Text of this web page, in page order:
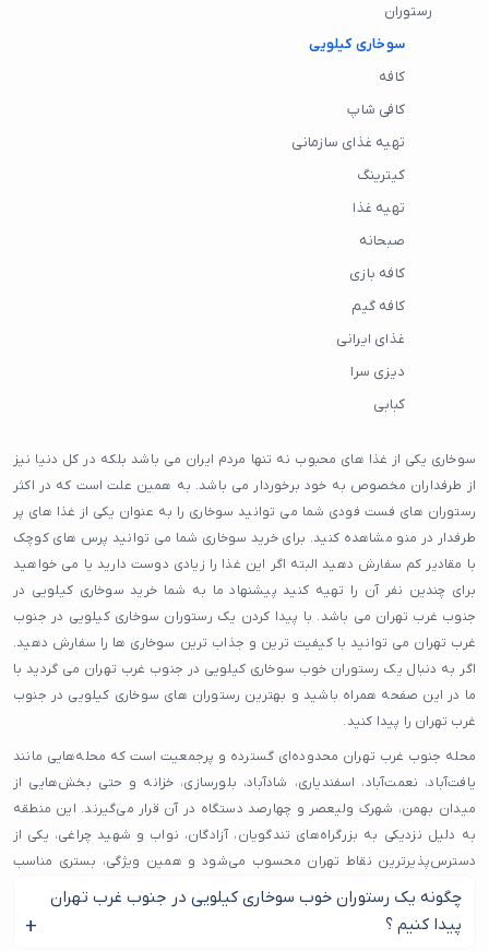
رستوران
سوخاری کیلویی
کافه
کافی شاپ
تهیه غذای سازمانی
کیترینگ
تهیه غذا
صبحانه
کافه بازی
کافه گیم
غذای ایرانی
دیزی سرا
کبابی
سوخاری یکی از غذا های محبوب نه تنها مردم ایران می باشد بلکه در کل دنیا نیز
از طرفداران مخصوص به خود برخوردار می باشد. به همین علت است که در اکثر
رستوران های فست فودی شما می توانید سوخاری را به عنوان یکی از غذا های پر
طرفدار در منو مشاهده کنید. برای خرید سوخاری شما می توانید پرس های کوچک
با مقادیر کم سفارش دهید البته اگر این غذا را زیادی دوست دارید یا می خواهید
برای چندین نفر آن را تهیه کنید پیشنهاد ما به شما خرید سوخاری کیلویی در
جنوب غرب تهران می باشد. با پیدا کردن یک رستوران سوخاری کیلویی در جنوب
غرب تهران می توانید با کیفیت ترین و جذاب ترین سوخاری ها را سفارش دهید.
اگر به دنبال یک رستوران خوب سوخاری کیلویی در جنوب غرب تهران می گردید با
ما در این صفحه همراه باشید و بهترین رستوران های سوخاری کیلویی در جنوب
غرب تهران را پیدا کنید.
محله جنوب غرب تهران محدوده‌ای گسترده و پرجمعیت است که محله‌هایی مانند
یافت‌آباد، نعمت‌آباد، اسفندیاری، شادآباد، بلورسازی، خزانه و حتی بخش‌هایی از
میدان بهمن، شهرک ولیعصر و چهارصد دستگاه در آن قرار می‌گیرند. این منطقه
به دلیل نزدیکی به بزرگراه‌های تندگویان، آزادگان، نواب و شهید چراغی، یکی از
دسترس‌پذیرترین نقاط تهران محسوب می‌شود و همین ویژگی، بستری مناسب
برای فعالیت کسب‌وکارهای مختلف ایجاد کرده است. در نتیجه، انتخاب یک سوخاری
کیلویی در محله جنوب غرب تهران که از نظر کیفیت، سابقه و رضایت کاربران در
سطح خوبی باشد، اهمیت زیادی پیدا می‌کند.
چگونه یک رستوران خوب سوخاری کیلویی در جنوب غرب تهران
پیدا کنیم ؟